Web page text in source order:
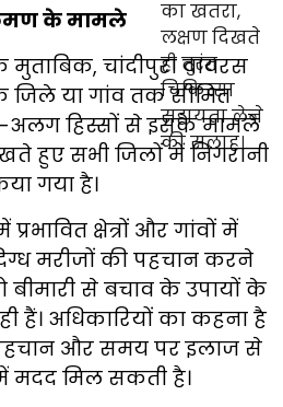
के मामले
मुताबिक, चांदीपुरा वायरस
या गांव तक सीमित
अलग हिस्सों से इसके मामले
हुए सभी जिलों में निगरानी
गया है।
क्षेत्रों और गांवों में
मरीजों की पहचान करने
से बचाव के उपायों के
हैं। अधिकारियों का कहना है
और समय पर इलाज से
मदद मिल सकती है।